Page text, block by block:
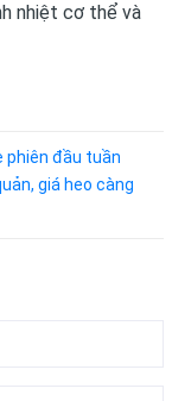
nhiệt cơ thể và
phiên đầu tuần
giá heo càng